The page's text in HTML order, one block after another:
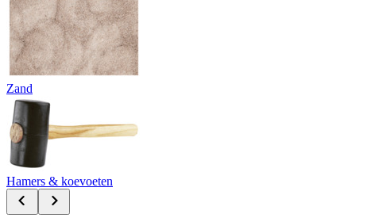
Zand
Hamers & koevoeten